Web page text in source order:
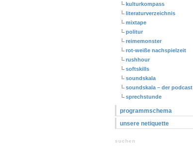
kulturkompass
literaturverzeichnis
mixtape
politur
reimemonster
rot-weiße nachspielzeit
rushhour
softskills
soundskala
soundskala – der podcast
sprechstunde
programmschema
unsere netiquette
suchen